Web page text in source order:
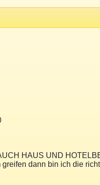
HAUS UND
greifen dann bin ich die